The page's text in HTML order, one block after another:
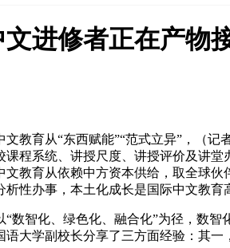
进修者正在产物
育从“东西赋能”“范式立异”，（记
课程系统、讲授尺度、讲授评价及讲
文教育从依赖中方资本供给，取全球
析性办事，本土化成长是国际中文教
智化、绿色化、融合化”为径，数智
语大学副校长分享了三方面经验：其